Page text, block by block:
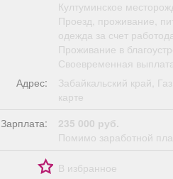
Култуминское
Проезд, проживание,
одежда за счет
Проживание в
Своевременная
Адрес:
Забайкальский край,
карте
Зарплата:
235 000 руб.
Помимо заработной
В избранное